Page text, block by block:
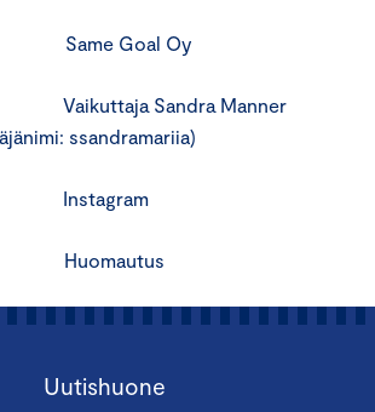
Same Goal Oy
Vaikuttaja Sandra Manner
ssandramariia)
Instagram
Huomautus
Uutishuone